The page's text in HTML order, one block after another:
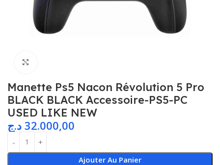
Manette Ps5 Nacon Révolution 5 Pro
BLACK BLACK Accessoire-PS5-PC
USED LIKE NEW
32.000,00 د.ج
Ajouter Au Panier